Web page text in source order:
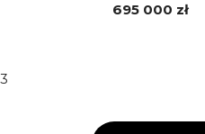
695 000 zł
3